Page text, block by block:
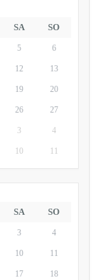
SA SO
5 6
12 13
19 20
26 27
3 4
10 11
SA SO
3 4
10 11
17 18